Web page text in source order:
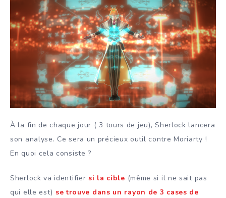
À la fin de chaque jour ( 3 tours de jeu), Sherlock lancera
son analyse. Ce sera un précieux outil contre Moriarty !
En quoi cela consiste ?
Sherlock va identifiersi la cible (même si il ne sait pas
qui elle est) se trouve dans un rayon de 3 cases de